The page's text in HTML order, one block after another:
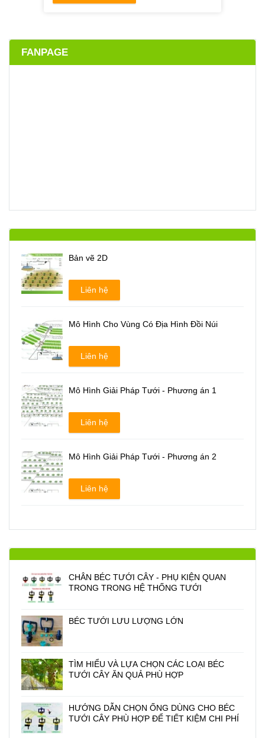
FANPAGE
Bản vẽ 2D
Liên hệ
Mô Hình Cho Vùng Có Địa Hình Đồi Núi
Liên hệ
Mô Hình Giải Pháp Tưới - Phương án 1
Liên hệ
Mô Hình Giải Pháp Tưới - Phương án 2
Liên hệ
CHÂN BÉC TƯỚI CÂY - PHỤ KIỆN QUAN
TRONG TRONG HỆ THỐNG TƯỚI
BÉC TƯỚI LƯU LƯỢNG LỚN
TÌM HIỂU VÀ LỰA CHỌN CÁC LOẠI BÉC
TƯỚI CÂY ĂN QUẢ PHÙ HỢP
HƯỚNG DẪN CHỌN ỐNG DÙNG CHO BÉC
TƯỚI CÂY PHÙ HỢP ĐỂ TIẾT KIỆM CHI PHÍ